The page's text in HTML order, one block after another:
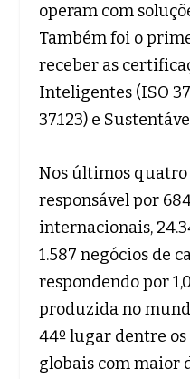
operam com
Também foi o
receber as
Inteligentes (ISO
37.123) e
Nos últimos
responsável por
internacionais,
1.587 negócios de
respondendo por
produzida no
44º lugar dentre
globais com maior